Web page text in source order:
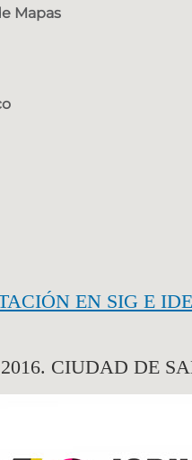
Mapas
EN SIG E
CIUDAD DE